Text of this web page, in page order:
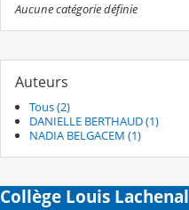
Aucune catégorie définie
Auteurs
Tous (2)
DANIELLE BERTHAUD (1)
NADIA BELGACEM (1)
Collège Louis Lachenal